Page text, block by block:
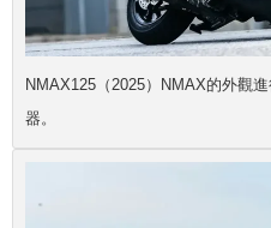
NMAX125（2025）NMAX的外觀
器。